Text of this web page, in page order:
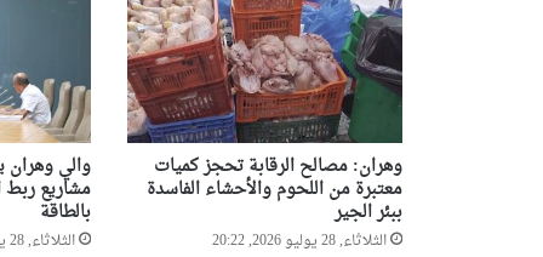
ة
1
4
ل
ي
ا
ر
وهران: مصالح الرقابة تحجز كميات
معتبرة من اللحوم والأحشاء الفاسدة
ببئر الجير
الثلاثاء, 28 يوليو 2026, 20:22
والي
مشاريع ربط
بالطاقة
الثلاثاء, 28 يوليو 2026, 19:23